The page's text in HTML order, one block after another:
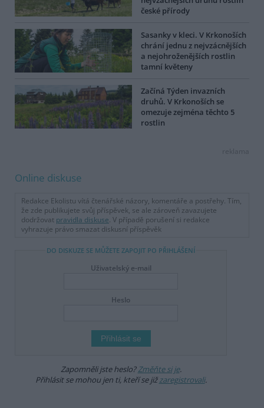
české přírody
Sasanky v kleci. V Krkonoších
chrání jednu z nejvzácnějších
a nejohroženějších rostlin
tamní květeny
Začíná Týden invazních
druhů. V Krkonoších se
omezuje zejména těchto 5
rostlin
reklama
Online diskuse
Redakce Ekolistu vítá čtenářské názory, komentáře a postřehy. Tím,
že zde publikujete svůj příspěvek, se ale zároveň zavazujete
dodržovat pravidla diskuse. V případě porušení si redakce
vyhrazuje právo smazat diskusní příspěvěk
DO DISKUZE SE MŮŽETE ZAPOJIT PO PŘIHLÁŠENÍ
Uživatelský e-mail
Heslo
Zapomněli jste heslo?Změňte si je.
Přihlásit se mohou jen ti, kteří se jižzaregistrovali.